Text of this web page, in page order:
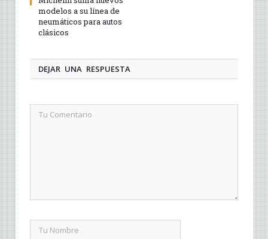
modelos a su línea de
neumáticos para autos
clásicos
DEJAR UNA RESPUESTA